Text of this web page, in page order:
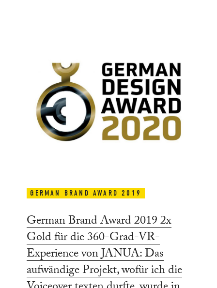
GERMAN BRAND AWARD 2019
German Brand Award 2019 2x
Gold für die 360-Grad-VR-
Experience von JANUA: Das
aufwändige Projekt, wofür ich die